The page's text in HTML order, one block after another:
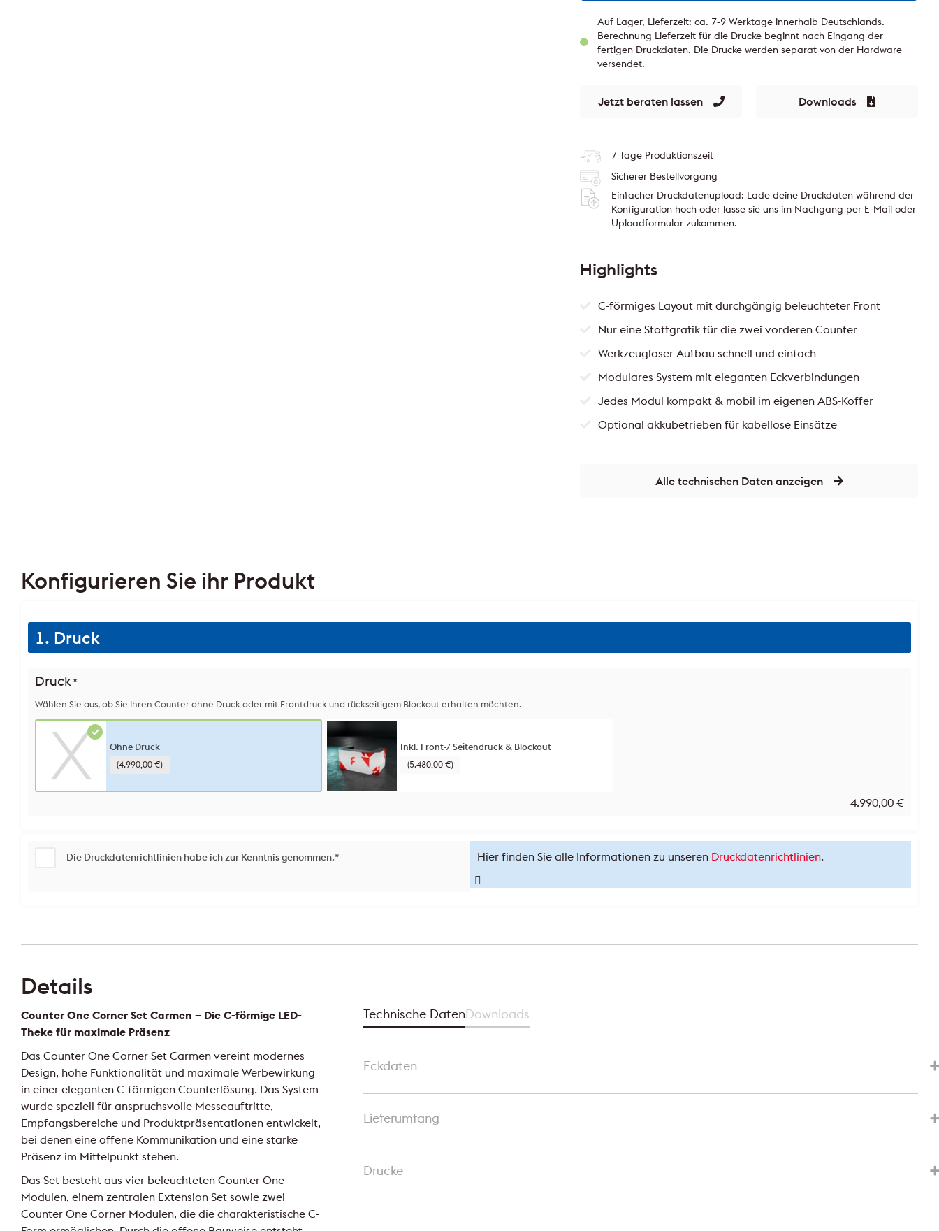
Auf Lager, Lieferzeit: ca. 7-9 Werktage innerhalb Deutschlands.
Berechnung Lieferzeit für die Drucke beginnt nach Eingang der
fertigen Druckdaten. Die Drucke werden separat von der Hardware
versendet.
Jetzt beraten lassen Downloads
7 Tage Produktionszeit
Sicherer Bestellvorgang
Einfacher Druckdatenupload: Lade deine Druckdaten während der
Konfiguration hoch oder lasse sie uns im Nachgang per E-Mail oder
Uploadformular zukommen.
Highlights
C-förmiges Layout mit durchgängig beleuchteter Front
Nur eine Stoffgrafik für die zwei vorderen Counter
Werkzeugloser Aufbau schnell und einfach
Modulares System mit eleganten Eckverbindungen
Jedes Modul kompakt & mobil im eigenen ABS-Koffer
Optional akkubetrieben für kabellose Einsätze
Alle technischen Daten anzeigen
Konfigurieren Sie ihr Produkt
1. Druck
Druck*
Wählen Sie aus, ob Sie Ihren Counter ohne Druck oder mit Frontdruck und rückseitigem Blockout erhalten möchten.
Ohne Druck
(4.990,00 €)
Inkl. Front-/ Seitendruck & Blockout
(5.480,00 €)
4.990,00 €
Die Druckdatenrichtlinien habe ich zur Kenntnis genommen.* Hier finden Sie alle Informationen zu unseren Druckdatenrichtlinien.
Details
Counter One Corner Set Carmen – Die C-förmige LED-
Theke für maximale Präsenz
Das Counter One Corner Set Carmen vereint modernes
Design, hohe Funktionalität und maximale Werbewirkung
in einer eleganten C-förmigen Counterlösung. Das System
wurde speziell für anspruchsvolle Messeauftritte,
Empfangsbereiche und Produktpräsentationen entwickelt,
bei denen eine offene Kommunikation und eine starke
Präsenz im Mittelpunkt stehen.
Das Set besteht aus vier beleuchteten Counter One
Modulen, einem zentralen Extension Set sowie zwei
Counter One Corner Modulen, die die charakteristische C-
Technische DatenDownloads
Eckdaten
Lieferumfang
Drucke